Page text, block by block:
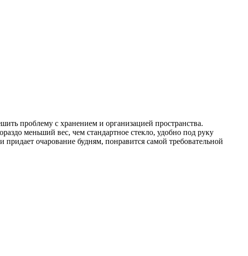
проблему с хранением и организацией пространства.
меньший вес, чем стандартное стекло, удобно под руку
очарование будням, понравится самой требовательной